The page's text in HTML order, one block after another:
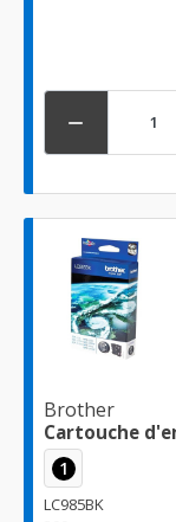

Brother
Cartouche
1
LC985BK